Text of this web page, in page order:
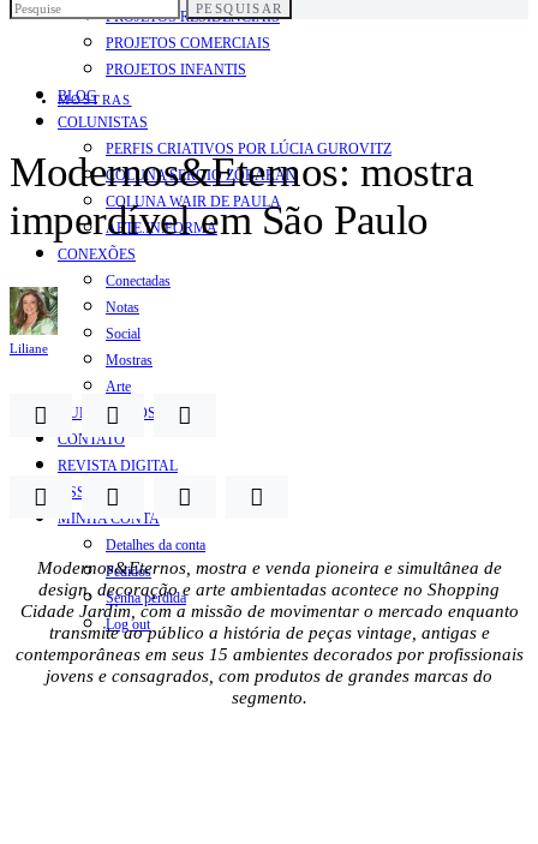
PROJETOS RESIDENCIAIS
PROJETOS COMERCIAIS
PROJETOS INFANTIS
BLOG
COLUNISTAS
PERFIS CRIATIVOS POR LÚCIA GUROVITZ
COLUNA SERGIO ZOBARAN
COLUNA WAIR DE PAULA
ARTE.IN.FORMA
CONEXÕES
Conectadas
Notas
Social
Mostras
Arte
QUEM SOMOS
CONTATO
REVISTA DIGITAL
ASSINE
MINHA CONTA
Detalhes da conta
Pedidos
Senha perdida
Log out
PESQUISAR
MOSTRAS
Modernos&Eternos: mostra
imperdível em São Paulo
Liliane
Modernos&Eternos, mostra e venda pioneira e simultânea de
design, decoração e arte ambientadas acontece no Shopping
Cidade Jardim, com a missão de movimentar o mercado enquanto
transmite ao público a história de peças vintage, antigas e
contemporâneas em seus 15 ambientes decorados por profissionais
jovens e consagrados, com produtos de grandes marcas do
segmento.